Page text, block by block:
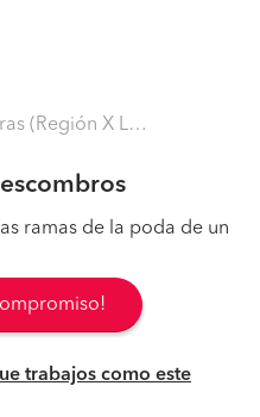
X Los Lagos - Llanquihue)
ramas de la poda de un
trabajos como este